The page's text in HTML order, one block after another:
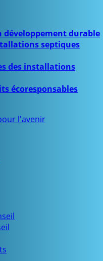
développement durable
septiques
des installations
écoresponsables